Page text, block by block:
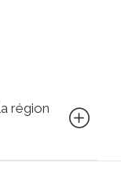
région